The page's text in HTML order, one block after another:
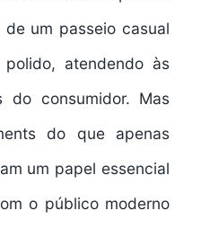
um passeio casual
atendendo às
do consumidor. Mas
do que apenas
um papel essencial
o público moderno